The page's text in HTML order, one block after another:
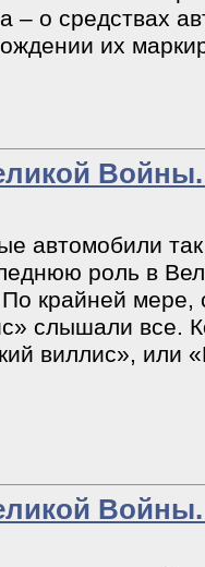
– о средствах
их
Войны.
автомобили
роль в
крайней мере,
слышали все.
виллис», или
Войны.